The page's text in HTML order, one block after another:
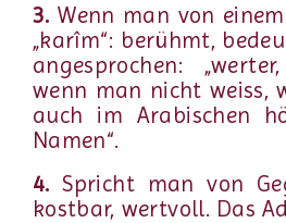
3. Wenn man von
„karîm“: berühmt,
angesprochen:
wenn man nicht weiss,
auch im Arabischen
Namen“.
4. Spricht man von
kostbar, wertvoll. Das